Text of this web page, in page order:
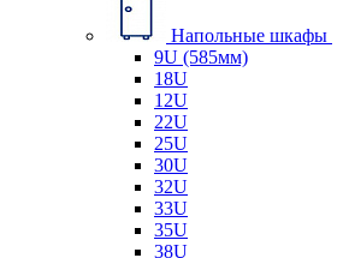
Напольные шкафы
9U (585мм)
18U
12U
22U
25U
30U
32U
33U
35U
38U